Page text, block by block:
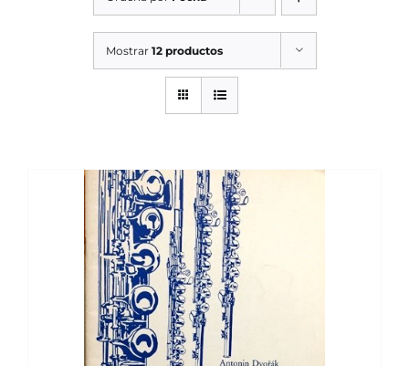
SERVICIOS TALLER
SERVICIOS TALLER
Mostrar 12 productos